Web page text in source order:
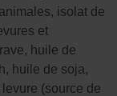
isolat de
et
huile de
huile de soja,
(source de